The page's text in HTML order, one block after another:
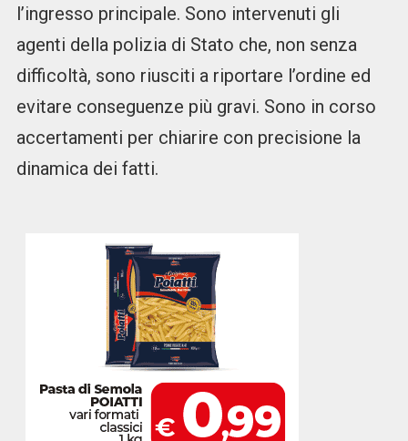
l’ingresso principale. Sono intervenuti gli
agenti della polizia di Stato che, non senza
difficoltà, sono riusciti a riportare l’ordine ed
evitare conseguenze più gravi. Sono in corso
accertamenti per chiarire con precisione la
dinamica dei fatti.